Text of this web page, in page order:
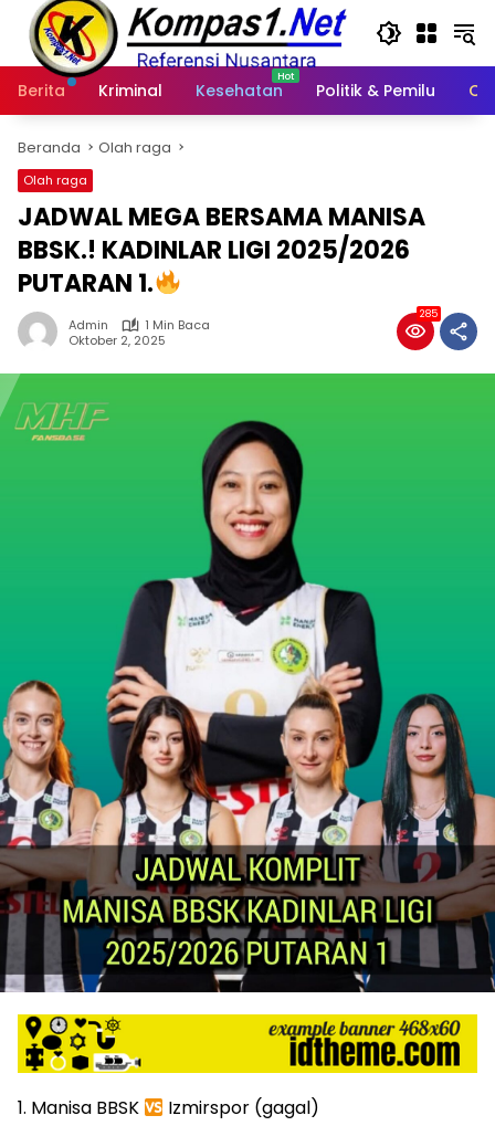
Langsung
konten
Berita
Kriminal Kesehatan Politik & Pemilu
Beranda Olah raga
Olah raga
JADWAL MEGA BERSAMA MANISA
BBSK.! KADINLAR LIGI 2025/2026
PUTARAN 1.
Admin
1 Min Baca
Oktober 2, 2025
285
1. Manisa BBSK
Izmirspor (gagal)